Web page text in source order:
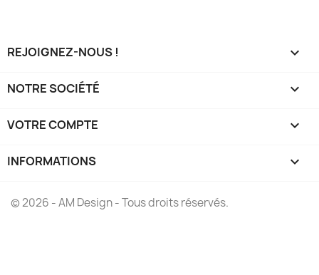
REJOIGNEZ-NOUS ! 
NOTRE SOCIÉTÉ 
VOTRE COMPTE 
INFORMATIONS keyboard_arrow_down
© 2026 - AM Design - Tous droits réservés.